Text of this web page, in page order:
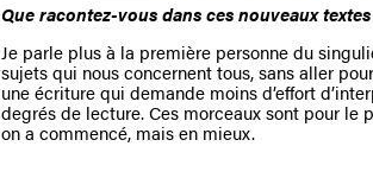
Que racontez-vous dans ces nouveaux
Je parle plus à la première personne du
sujets qui nous concernent tous, sans aller
une écriture qui demande moins d’effort
degrés de lecture. Ces morceaux sont pour le
on a commencé, mais en mieux.